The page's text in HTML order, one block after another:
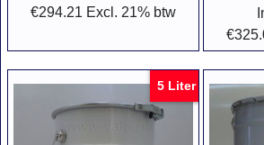
€294.21 Excl. 21% btw
€
5 Liter